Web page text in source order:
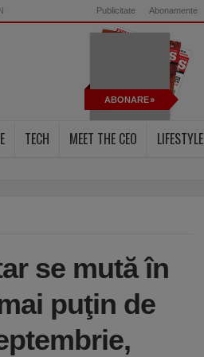
Publicitate Abonamente
ABONARE
TECH MEET THE CEO LIFESTYLE
se mută în
puţin de